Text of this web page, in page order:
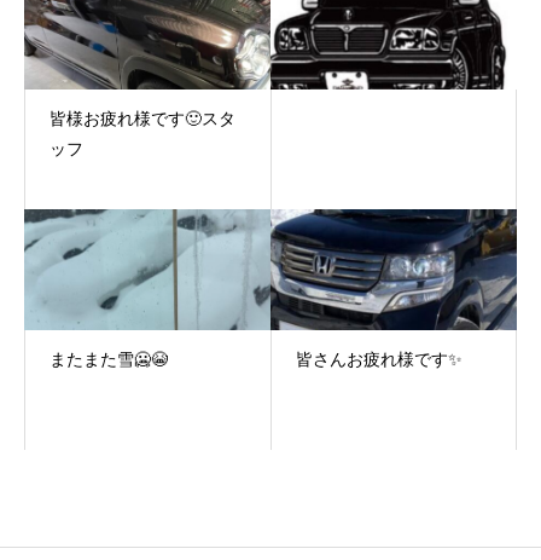
皆様お疲れ様です🙂スタ
ッフ
またまた雪🥶😭 皆さんお疲れ様です✨